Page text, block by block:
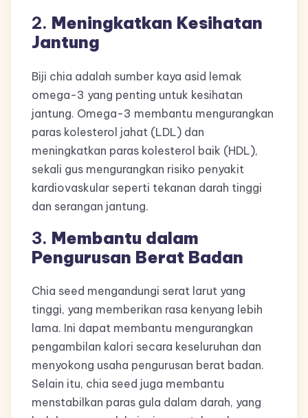
2. Meningkatkan Kesihatan
Jantung
Biji chia adalah sumber kaya asid lemak
omega-3 yang penting untuk kesihatan
jantung. Omega-3 membantu mengurangkan
paras kolesterol jahat (LDL) dan
meningkatkan paras kolesterol baik (HDL),
sekali gus mengurangkan risiko penyakit
kardiovaskular seperti tekanan darah tinggi
dan serangan jantung.
3. Membantu dalam
Pengurusan Berat Badan
Chia seed mengandungi serat larut yang
tinggi, yang memberikan rasa kenyang lebih
lama. Ini dapat membantu mengurangkan
pengambilan kalori secara keseluruhan dan
menyokong usaha pengurusan berat badan.
Selain itu, chia seed juga membantu
menstabilkan paras gula dalam darah, yang